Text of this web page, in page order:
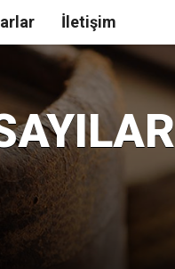
İletişim